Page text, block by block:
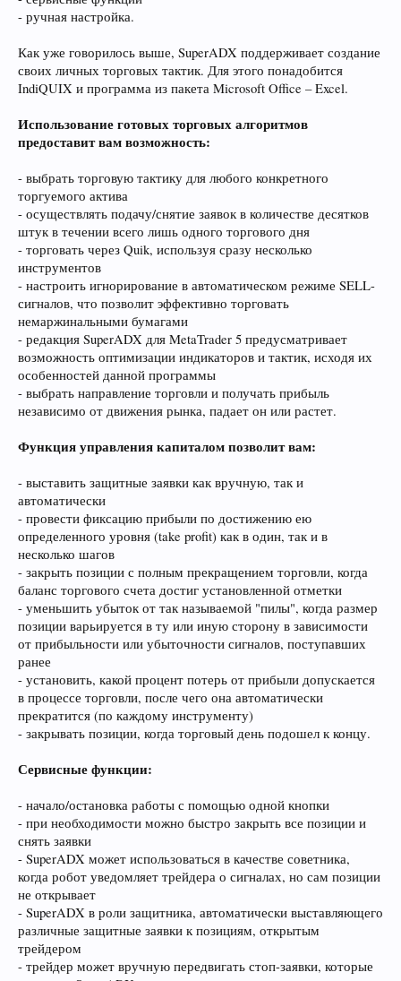
- ручная настройка.
Как уже говорилось выше, SuperADX поддерживает создание
своих личных торговых тактик. Для этого понадобится
IndiQUIX и программа из пакета Microsoft Office – Excel.
Использование готовых торговых алгоритмов
предоставит вам возможность:
- выбрать торговую тактику для любого конкретного
торгуемого актива
- осуществлять подачу/снятие заявок в количестве десятков
штук в течении всего лишь одного торгового дня
- торговать через Quik, используя сразу несколько
инструментов
- настроить игнорирование в автоматическом режиме SELL-
сигналов, что позволит эффективно торговать
немаржинальными бумагами
- редакция SuperADX для MetaTrader 5 предусматривает
возможность оптимизации индикаторов и тактик, исходя их
особенностей данной программы
- выбрать направление торговли и получать прибыль
независимо от движения рынка, падает он или растет.
Функция управления капиталом позволит вам:
- выставить защитные заявки как вручную, так и
автоматически
- провести фиксацию прибыли по достижению ею
определенного уровня (take profit) как в один, так и в
несколько шагов
- закрыть позиции с полным прекращением торговли, когда
баланс торгового счета достиг установленной отметки
- уменьшить убыток от так называемой "пилы", когда размер
позиции варьируется в ту или иную сторону в зависимости
от прибыльности или убыточности сигналов, поступавших
ранее
- установить, какой процент потерь от прибыли допускается
в процессе торговли, после чего она автоматически
прекратится (по каждому инструменту)
- закрывать позиции, когда торговый день подошел к концу.
Сервисные функции:
- начало/остановка работы с помощью одной кнопки
- при необходимости можно быстро закрыть все позиции и
снять заявки
- SuperADX может использоваться в качестве советника,
когда робот уведомляет трейдера о сигналах, но сам позиции
не открывает
- SuperADX в роли защитника, автоматически выставляющего
различные защитные заявки к позициям, открытым
трейдером
- трейдер может вручную передвигать стоп-заявки, которые